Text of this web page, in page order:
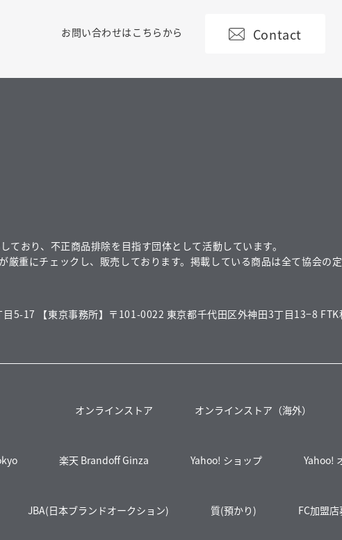
おり、不正商品排除を目指す団体として活動しています。
厳重にチェックし、販売しております。掲載している商品は全て協会の
目5-17
【東京事務所】〒101-0022 東京都千代田区外神田3丁目13−8
オンラインストア オンラインストア（海外）
楽天 Brandoff Ginza Yahoo! ショップ Yahoo!
JBA(日本ブランドオークション) 質(預かり) FC加盟
お問い合わせはこちらから Contact